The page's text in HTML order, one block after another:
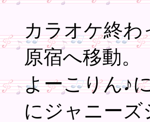
カラオケ終わ
原宿へ移動。
よーこりん♪
にジャニー